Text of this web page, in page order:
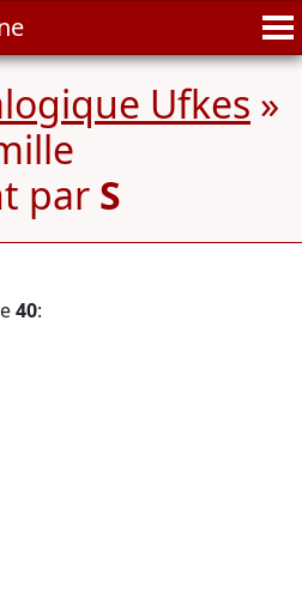
Ufkes »
par S
40: